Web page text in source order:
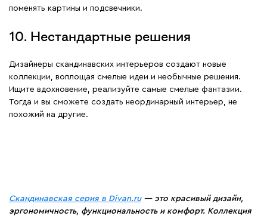
поменять картины и подсвечники.
10. Нестандартные решения
Дизайнеры скандинавских интерьеров создают новые
коллекции, воплощая смелые идеи и необычные решения.
Ищите вдохновение, реализуйте самые смелые фантазии.
Тогда и вы сможете создать неординарный интерьер, не
похожий на другие.
Скандинавская серия в Divan.ru— это красивый дизайн,
эргономичность, функциональность и комфорт. Коллекция